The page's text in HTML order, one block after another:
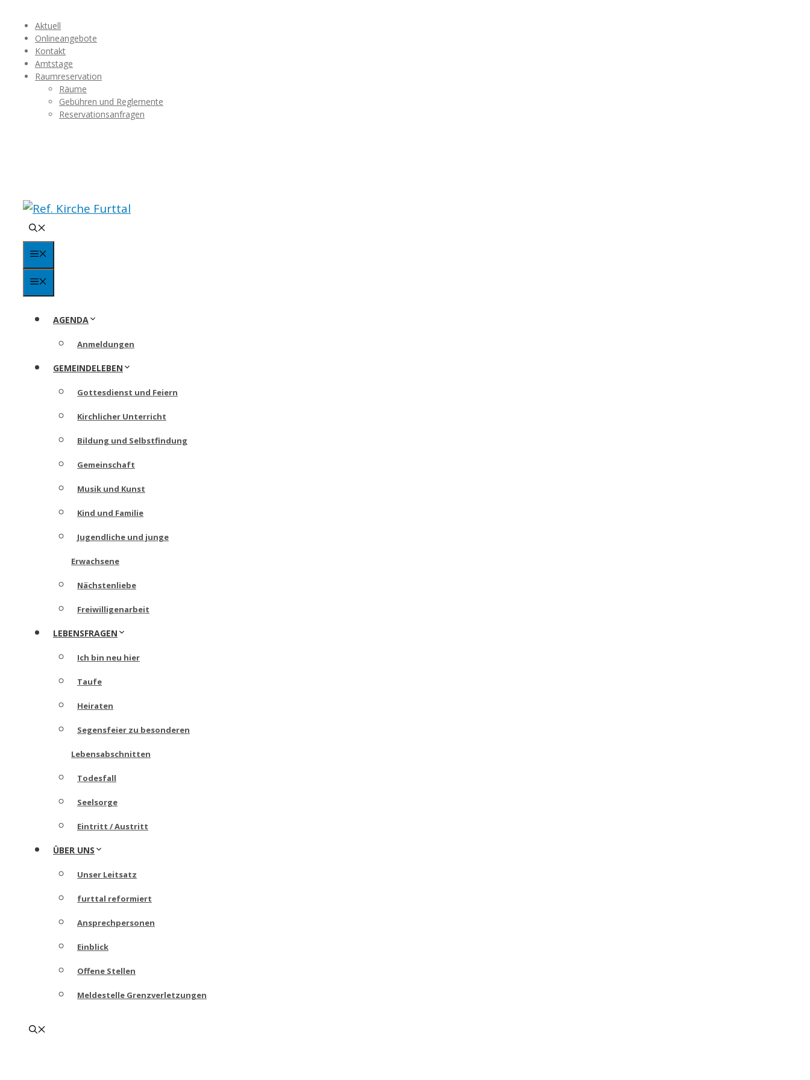
zum
Inhalt
Aktuell
Onlineangebote
Kontakt
Amtstage
Raumreservation
Räume
Gebühren und Reglemente
Reservationsanfragen
AGENDA
Anmeldungen
GEMEINDELEBEN
Gottesdienst und Feiern
Kirchlicher Unterricht
Bildung und Selbstfindung
Gemeinschaft
Musik und Kunst
Kind und Familie
Jugendliche und junge
Erwachsene
Nächstenliebe
Freiwilligenarbeit
LEBENSFRAGEN
Ich bin neu hier
Taufe
Heiraten
Segensfeier zu besonderen
Lebensabschnitten
Todesfall
Seelsorge
Eintritt / Austritt
ÜBER UNS
Unser Leitsatz
furttal reformiert
Ansprechpersonen
Einblick
Offene Stellen
Meldestelle Grenzverletzungen